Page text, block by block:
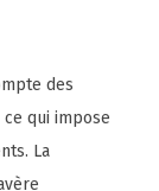
des
qui impose
La